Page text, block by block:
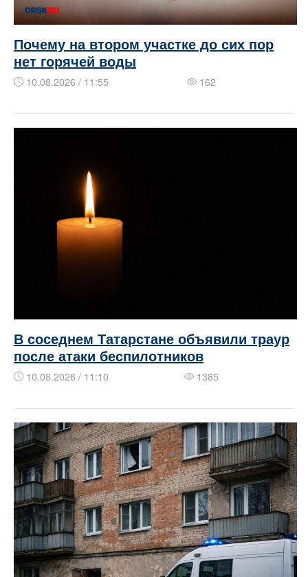
Почему на втором участке до сих пор
нет горячей воды
10.08.2026 / 11:55 162
В соседнем Татарстане объявили траур
после атаки беспилотников
10.08.2026 / 11:10 1385